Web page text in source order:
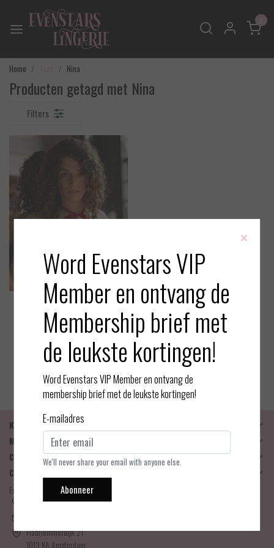
Home Nina
Producten getagd met Nina
Filters
Atelier M
Red Leaves - Nina - Bralette
EUR 135,00
Bekijken
Klantenservice
Mijn account
Categorieën
Contactgegevens
Evenstars Lingerie
06-25536043
Haarlemmerdijk 21
1013 KA Amsterdam
×
Word Evenstars VIP
Member en ontvang de
Membership brief met
de leukste kortingen!
Word Evenstars VIP Member en ontvang de
membership brief met de leukste kortingen!
E-mailadres
We'll never share your email with anyone else.
Abonneer